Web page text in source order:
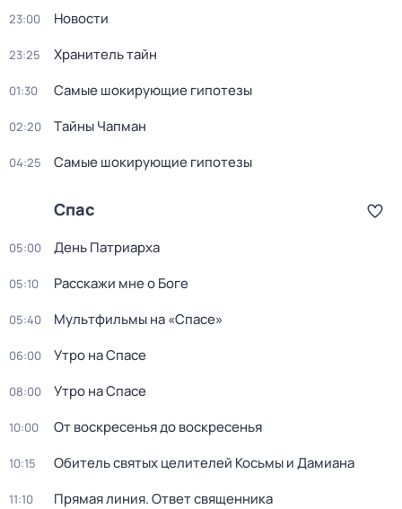
23:00 Новости
23:25 Хранитель тайн
01:30 Самые шoкиpующие гипотезы
02:20 Тaйны Чапман
04:25 Самые шoкиpующие гипотезы
Спас
05:00 Дeнь Патриаpха
05:10 Расскажи мне о Боге
05:40 Мультфильмы на «Спасе»
06:00 Утро на Спасе
08:00 Утро на Спасе
10:00 От воскресенья до воскресенья
10:15 Обитель святых целителей Косьмы и Дамиана
11:10 Прямая линия. Ответ священника